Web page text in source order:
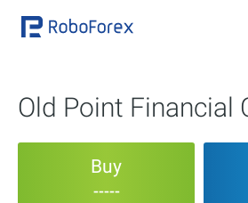
Old Point Financial
Buy
-----